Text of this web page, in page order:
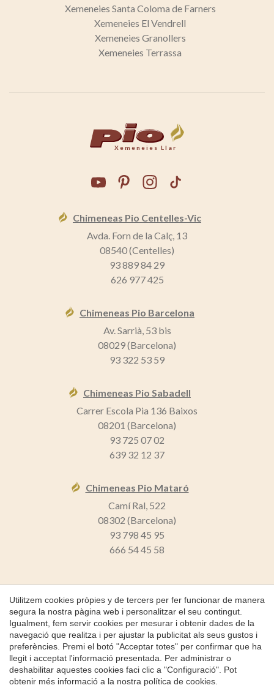
Xemeneies Santa Coloma de Farners
Xemeneies El Vendrell
Xemeneies Granollers
Xemeneies Terrassa
Xemeneies Llar
Chimeneas Pio Centelles-Vic
Avda. Forn de la Calç, 13
08540 (Centelles)
93 889 84 29
626 977 425
Chimeneas Pio Barcelona
Av. Sarrià, 53 bis
08029 (Barcelona)
93 322 53 59
Chimeneas Pio Sabadell
Carrer Escola Pia 136 Baixos
08201 (Barcelona)
93 725 07 02
639 32 12 37
Chimeneas Pio Mataró
Camí Ral, 522
08302 (Barcelona)
93 798 45 95
666 54 45 58
Copyright 2026 © Chimeneas Pio
Inici
Política de Cookies
Utilitzem cookies pròpies y de tercers per fer funcionar de manera
segura la nostra pàgina web i personalitzar el seu contingut.
Igualment, fem servir cookies per mesurar i obtenir dades de la
navegació que realitza i per ajustar la publicitat als seus gustos i
preferències. Premi el botó "Acceptar totes" per confirmar que ha
llegit i acceptat l'informació presentada. Per administrar o
deshabilitar aquestes cookies faci clic a "Configuració". Pot
obtenir més informació a la nostra política de cookies